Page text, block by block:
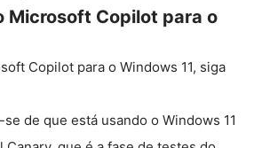
Microsoft Copilot para o
Copilot para o Windows 11, siga
de que está usando o Windows 11